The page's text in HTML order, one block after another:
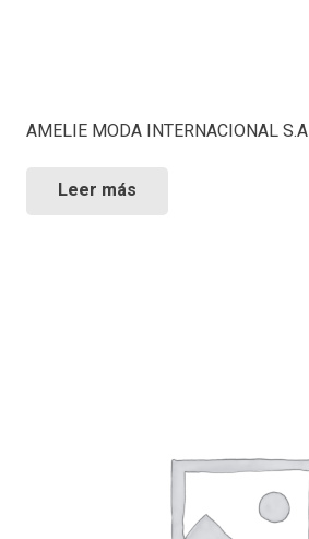
AMELIE MODA INTERNACIONAL S.A
Leer más